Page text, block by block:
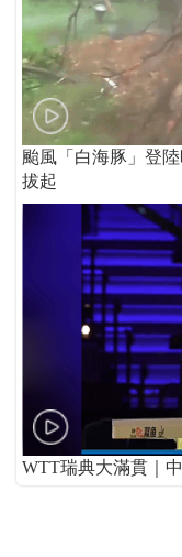
颱風「白海豚」登
拔起
WTT瑞典大滿貫｜